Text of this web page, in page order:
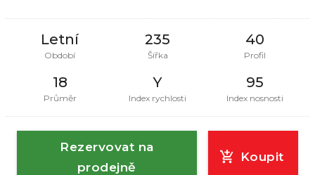
Letní
Období
235
Šířka
40
Profil
18
Průměr
Y
Index rychlosti
95
Index nosnosti
Rezervovat na
prodejně
Koupit